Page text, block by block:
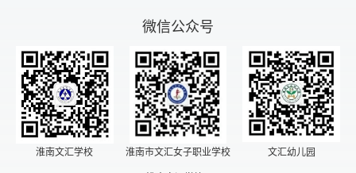
微信公众号
淮南文汇学校 淮南市文汇女子职业学校 文汇幼儿园